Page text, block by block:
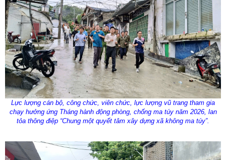
Lực lượng cán bộ, công chức, viên chức, lực lượng vũ trang tham gia
chạy hưởng ứng Tháng hành động phòng, chống ma túy năm 2026, lan
tỏa thông điệp “Chung một quyết tâm xây dựng xã không ma túy”.